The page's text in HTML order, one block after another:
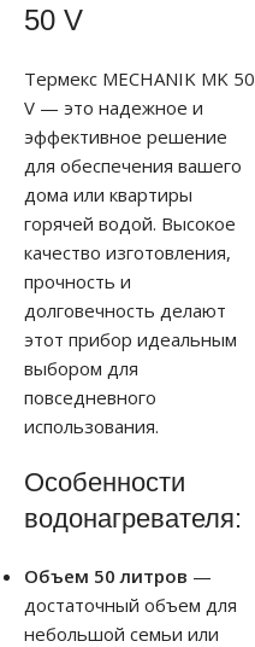
50 V
Термекс MECHANIK MK 50
V — это надежное и
эффективное решение
для обеспечения вашего
дома или квартиры
горячей водой. Высокое
качество изготовления,
прочность и
долговечность делают
этот прибор идеальным
выбором для
повседневного
использования.
Особенности
водонагревателя:
Объем 50 литров —
достаточный объем для
небольшой семьи или